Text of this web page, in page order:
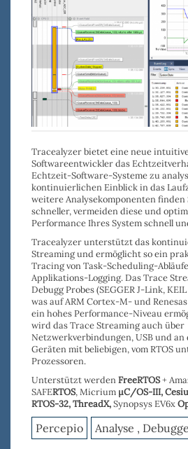
Tracealyzer bietet eine neue
Softwareentwickler das
Echtzeit-Software-Systeme zu
kontinuierlichen Einblick in das
weitere Analysekomponenten finden
schneller, vermeiden diese und o
PerformanceIhres System schnell
Tracealyzerunterstützt das
Streamingund ermöglicht so ein
Tracing von Task-Scheduling-
Applikations-Logging. Das Trace
Debugg Probes(SEGGER J-Link,
was auf ARM Cortex-M- und
ein hohes Performance-Niveau
wird das Trace Streaming auch über
Netzwerkverbindungen, USBund an
Geräten mit beliebigen, vom RTOS
Prozessoren.
Unterstützt werden FreeRTOS+
SAFERTOS, Micrium µC/OS-III,
RTOS-32,ThreadX,Synopsys EV6x
Percepio Analyse ,